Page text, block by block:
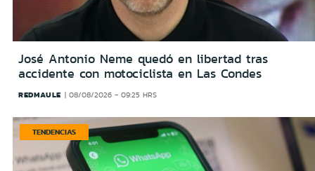
José Antonio Neme quedó en libertad tras
accidente con motociclista en Las Condes
REDMAULE 08/08/2026 - 09:25 HRS
TENDENCIAS